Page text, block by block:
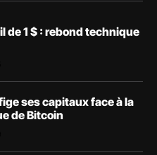
de 1 $ : rebond technique
ses capitaux face à la
de Bitcoin